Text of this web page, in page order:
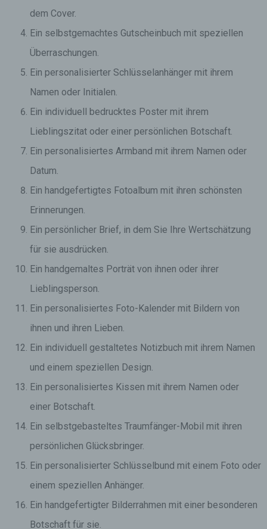
dem Cover.
Ein selbstgemachtes Gutscheinbuch mit speziellen
Überraschungen.
Ein personalisierter Schlüsselanhänger mit ihrem
Namen oder Initialen.
Ein individuell bedrucktes Poster mit ihrem
Lieblingszitat oder einer persönlichen Botschaft.
Ein personalisiertes Armband mit ihrem Namen oder
Datum.
Ein handgefertigtes Fotoalbum mit ihren schönsten
Erinnerungen.
Ein persönlicher Brief, in dem Sie Ihre Wertschätzung
für sie ausdrücken.
Ein handgemaltes Porträt von ihnen oder ihrer
Lieblingsperson.
Ein personalisiertes Foto-Kalender mit Bildern von
ihnen und ihren Lieben.
Ein individuell gestaltetes Notizbuch mit ihrem Namen
und einem speziellen Design.
Ein personalisiertes Kissen mit ihrem Namen oder
einer Botschaft.
Ein selbstgebasteltes Traumfänger-Mobil mit ihren
persönlichen Glücksbringer.
Ein personalisierter Schlüsselbund mit einem Foto oder
einem speziellen Anhänger.
Ein handgefertigter Bilderrahmen mit einer besonderen
Botschaft für sie.